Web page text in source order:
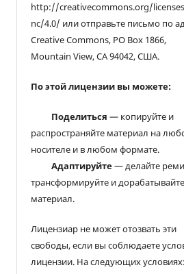
http://creativecommons.org/
nc/4.0/ или отправьте письмо по
Creative Commons, PO Box 1866,
Mountain View, CA 94042, США.
По этой лицензии вы можете:
Поделиться — копируйте и
распространяйте материал на
носителе и в любом формате.
Адаптируйте— делайте
трансформируйте и дорабатывайте
материал.
Лицензиар не может отозвать эти
свободы, если вы соблюдаете
лицензии. На следующих условиях: